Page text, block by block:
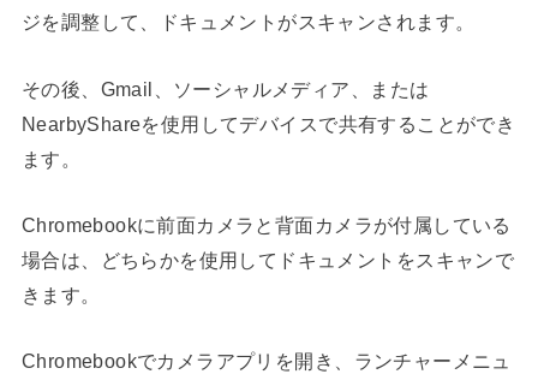
ジを調整して、ドキュメントがスキャンされます。
その後、Gmail、ソーシャルメディア、または
NearbyShareを使用してデバイスで共有することができ
ます。
Chromebookに前面カメラと背面カメラが付属している
場合は、どちらかを使用してドキュメントをスキャンで
きます。
Chromebookでカメラアプリを開き、ランチャーメニュ